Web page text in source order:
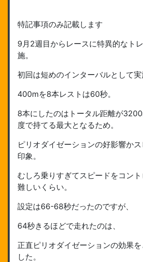
特記事項のみ記載します
9月2週目からレースに特異的なト
施。
初回は短めのインターバルとして実
400mを8本レストは60秒。
8本にしたのはトータル距離が
度で持てる最大となるため。
ピリオダイゼーションの好影響か
印象。
むしろ乗りすぎてスピードをコン
難しいくらい。
設定は66-68秒だったのですが、
64秒きるほどで走れたのは、
正直ピリオダイゼーションの効果
した。